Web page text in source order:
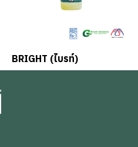
BRIGHT (ไบรท์)